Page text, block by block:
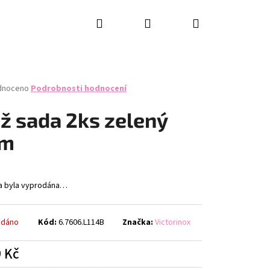
Hledat PřihlášeníNákupní
Podrobnosti hodnocení
sada 2ks zelený
byla vyprodána…
Kód: 6.7606.L114B Značka: Victorinox
KčKNIFE SET, 2PCS,